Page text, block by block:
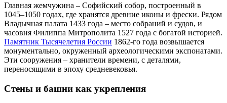
Главная жемчужина – Софийский собор, построенный в
1045–1050 годах, где хранятся древние иконы и фрески. Рядом
Владычная палата 1433 года – место собраний и судов, и
часовня Филиппа Митрополита 1527 года с богатой историей.
Памятник Тысячелетия России 1862-го года возвышается
монументально, окруженный археологическими экспонатами.
Эти сооружения – хранители времени, с деталями,
переносящими в эпоху средневековья.
Стены и башни как укрепления